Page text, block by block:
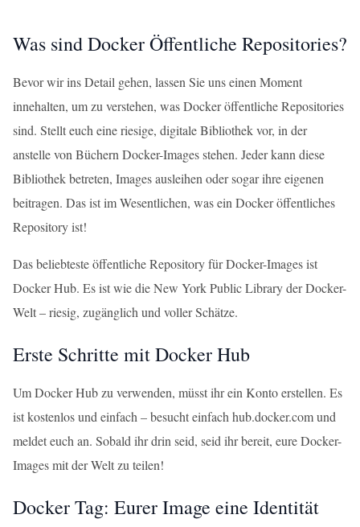
Was sind Docker Öffentliche Repositories?
Bevor wir ins Detail gehen, lassen Sie uns einen Moment
innehalten, um zu verstehen, was Docker öffentliche Repositories
sind. Stellt euch eine riesige, digitale Bibliothek vor, in der
anstelle von Büchern Docker-Images stehen. Jeder kann diese
Bibliothek betreten, Images ausleihen oder sogar ihre eigenen
beitragen. Das ist im Wesentlichen, was ein Docker öffentliches
Repository ist!
Das beliebteste öffentliche Repository für Docker-Images ist
Docker Hub. Es ist wie die New York Public Library der Docker-
Welt – riesig, zugänglich und voller Schätze.
Erste Schritte mit Docker Hub
Um Docker Hub zu verwenden, müsst ihr ein Konto erstellen. Es
ist kostenlos und einfach – besucht einfach hub.docker.com und
meldet euch an. Sobald ihr drin seid, seid ihr bereit, eure Docker-
Images mit der Welt zu teilen!
Docker Tag: Eurer Image eine Identität